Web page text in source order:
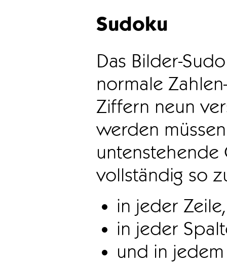
Sudoku
Das Bilder-
normale
Ziffern neun
werden
vollständig so
in jeder Zeile,
in jeder
und in